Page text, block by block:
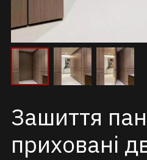
Зашиття
приховані